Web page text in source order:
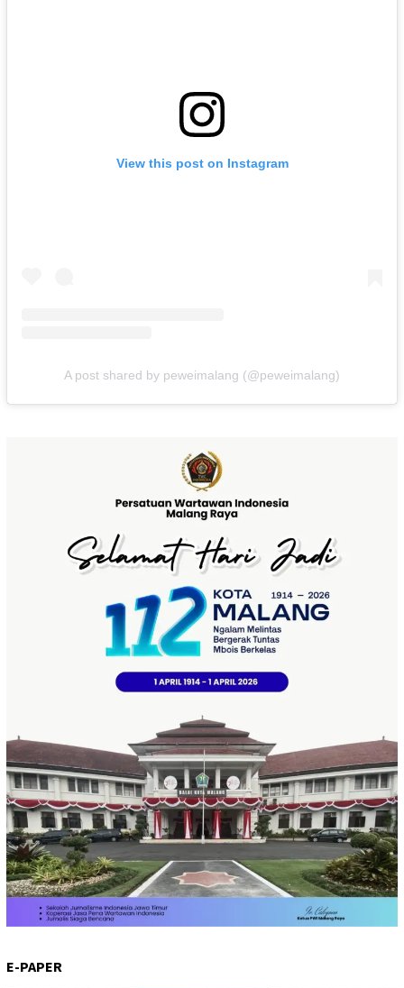
View this post on Instagram
A post shared by peweimalang (@peweimalang)
E-PAPER